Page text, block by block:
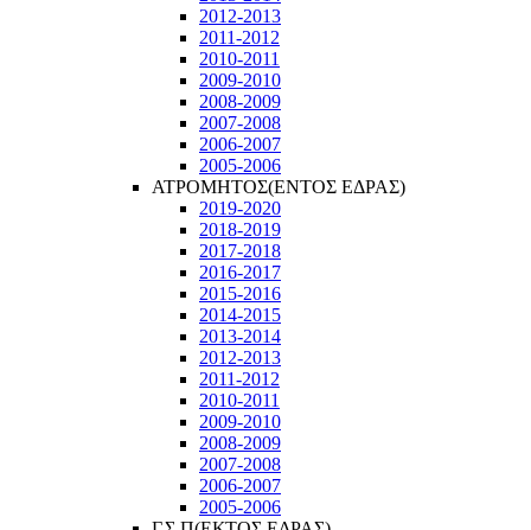
2012-2013
2011-2012
2010-2011
2009-2010
2008-2009
2007-2008
2006-2007
2005-2006
ΑΤΡΟΜΗΤΟΣ(ΕΝΤΟΣ ΕΔΡΑΣ)
2019-2020
2018-2019
2017-2018
2016-2017
2015-2016
2014-2015
2013-2014
2012-2013
2011-2012
2010-2011
2009-2010
2008-2009
2007-2008
2006-2007
2005-2006